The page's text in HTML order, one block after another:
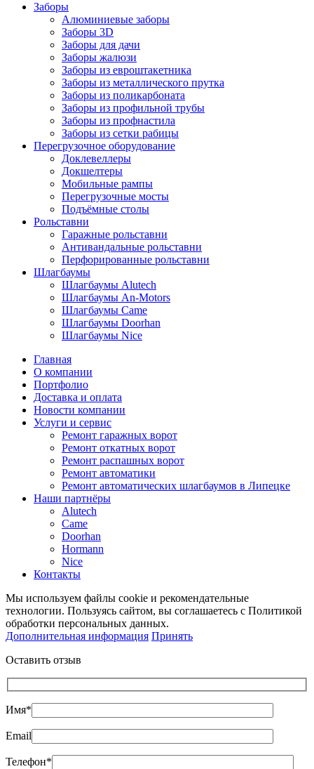
Заборы
Алюминиевые заборы
Заборы 3D
Заборы для дачи
Заборы жалюзи
Заборы из евроштакетника
Заборы из металлического прутка
Заборы из поликарбоната
Заборы из профильной трубы
Заборы из профнастила
Заборы из сетки рабицы
Перегрузочное оборудование
Доклевеллеры
Докшелтеры
Мобильные рампы
Перегрузочные мосты
Подъёмные столы
Рольставни
Гаражные рольставни
Антивандальные рольставни
Перфорированные рольставни
Шлагбаумы
Шлагбаумы Alutech
Шлагбаумы An-Motors
Шлагбаумы Came
Шлагбаумы Doorhan
Шлагбаумы Nice
Главная
О компании
Портфолио
Доставка и оплата
Новости компании
Услуги и сервис
Ремонт гаражных ворот
Ремонт откатных ворот
Ремонт распашных ворот
Ремонт автоматики
Ремонт автоматических шлагбаумов в Липецке
Наши партнёры
Alutech
Came
Doorhan
Hormann
Nice
Контакты
Мы используем файлы cookie и рекомендательные
технологии. Пользуясь сайтом, вы соглашаетесь с Политикой
обработки персональных данных.
Дополнительная информация Принять
Оставить отзыв
Имя*
Email
Телефон*